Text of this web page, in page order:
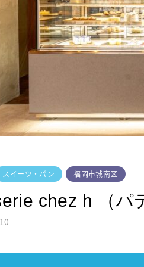
スイーツ・パン 福岡市城南区
chez h （パ